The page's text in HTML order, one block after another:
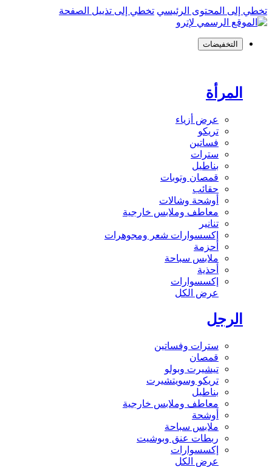
تخطي إلى المحتوى الرئيسي تخطي إلى تذييل الصفحة
التخفيضات
المرأة
عرض أزياء
تريكو
فساتين
سترات
بناطيل
قمصان وتوبات
حقائب
أوشحة وشالات
معاطف وملابس خارجية
تنانير
إكسسوارات شعر ومجوهرات
أحزمة
ملابس سباحة
أحذية
إكسسوارات
عرض الكل
الرجل
سترات وفساتين
قمصان
تيشيرت وبولو
تريكو وسويتشيرت
بناطيل
معاطف وملابس خارجية
أوشحة
ملابس سباحة
ربطات عنق وبوشيت
إكسسوارات
عرض الكل